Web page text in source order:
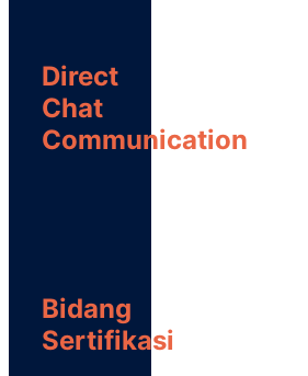
Direct
Chat
Communication
Bidang
Sertifikasi